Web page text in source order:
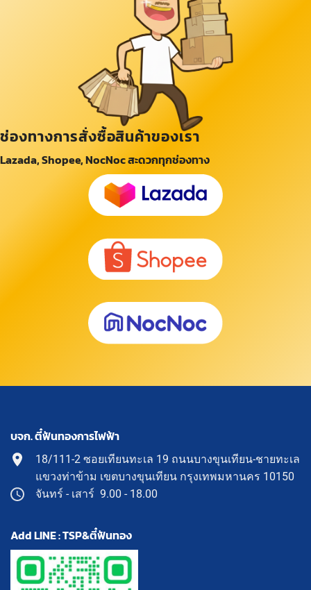
ช่องทางการสั่งซื้อสินค้าของเรา
Lazada, Shopee, NocNoc สะดวกทุกช่องทาง
บจก. ตี๋ฟันทองการไฟฟ้า
18/111-2 ซอยเทียนทะเล 19 ถนนบางขุนเทียน-ชายทะเล
แขวงท่าข้าม เขตบางขุนเทียน กรุงเทพมหานคร 10150
จันทร์ - เสาร์ 9.00 - 18.00
Add LINE : TSP&ตี๋ฟันทอง